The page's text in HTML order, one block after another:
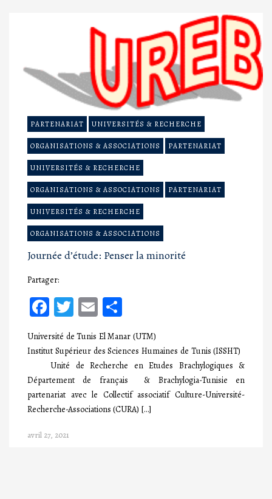
PARTENARIAT UNIVERSITÉS & RECHERCHE
ORGANISATIONS & ASSOCIATIONS PARTENARIAT
UNIVERSITÉS & RECHERCHE
ORGANISATIONS & ASSOCIATIONS PARTENARIAT
UNIVERSITÉS & RECHERCHE
ORGANISATIONS & ASSOCIATIONS
Journée d’étude: Penser la minorité
Partager:
Facebook
Twitter
Email
Université de Tunis El Manar (UTM)
Institut Supérieur des Sciences Humaines de Tunis (ISSHT)
Unité de Recherche en Etudes Brachylogiques &
Département de français & Brachylogia-Tunisie en
partenariat avec le Collectif associatif Culture-Université-
Recherche-Associations (CURA) […]
avril 27, 2021